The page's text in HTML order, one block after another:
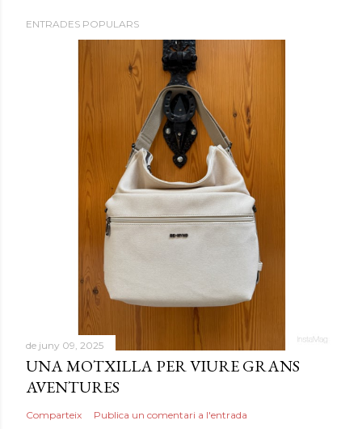
ENTRADES POPULARS
de juny 09, 2025
UNA MOTXILLA PER VIURE GRANS
AVENTURES
Comparteix Publica un comentari a l'entrada